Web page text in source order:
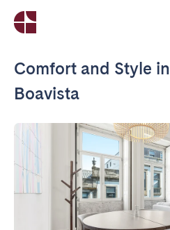
Comfort and Style in
Boavista